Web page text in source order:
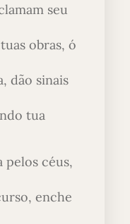
seu
obras, ó
dão sinais
tua
pelos céus,
enche